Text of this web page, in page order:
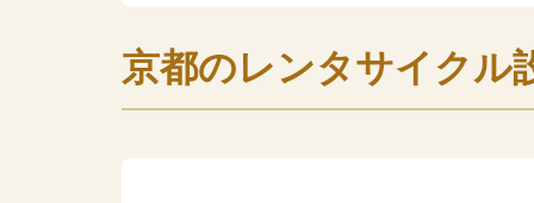
京都のレンタサイクル